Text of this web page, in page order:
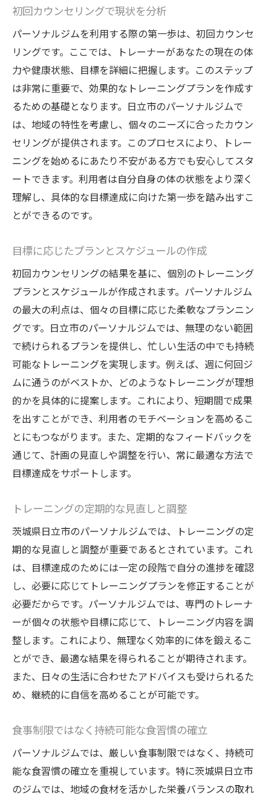
初回カウンセリングで現状を分析
パーソナルジムを利用する際の第一歩は、初回カウンセ
リングです。ここでは、トレーナーがあなたの現在の体
力や健康状態、目標を詳細に把握します。このステップ
は非常に重要で、効果的なトレーニングプランを作成す
るための基礎となります。日立市のパーソナルジムで
は、地域の特性を考慮し、個々のニーズに合ったカウン
セリングが提供されます。このプロセスにより、トレー
ニングを始めるにあたり不安がある方でも安心してスタ
ートできます。利用者は自分自身の体の状態をより深く
理解し、具体的な目標達成に向けた第一歩を踏み出すこ
とができるのです。
目標に応じたプランとスケジュールの作成
初回カウンセリングの結果を基に、個別のトレーニング
プランとスケジュールが作成されます。パーソナルジム
の最大の利点は、個々の目標に応じた柔軟なプランニン
グです。日立市のパーソナルジムでは、無理のない範囲
で続けられるプランを提供し、忙しい生活の中でも持続
可能なトレーニングを実現します。例えば、週に何回ジ
ムに通うのがベストか、どのようなトレーニングが理想
的かを具体的に提案します。これにより、短期間で成果
を出すことができ、利用者のモチベーションを高めるこ
とにもつながります。また、定期的なフィードバックを
通じて、計画の見直しや調整を行い、常に最適な方法で
目標達成をサポートします。
トレーニングの定期的な見直しと調整
茨城県日立市のパーソナルジムでは、トレーニングの定
期的な見直しと調整が重要であるとされています。これ
は、目標達成のためには一定の段階で自分の進捗を確認
し、必要に応じてトレーニングプランを修正することが
必要だからです。パーソナルジムでは、専門のトレーナ
ーが個々の状態や目標に応じて、トレーニング内容を調
整します。これにより、無理なく効率的に体を鍛えるこ
とができ、最適な結果を得られることが期待されます。
また、日々の生活に合わせたアドバイスも受けられるた
め、継続的に自信を高めることが可能です。
食事制限ではなく持続可能な食習慣の確立
パーソナルジムでは、厳しい食事制限ではなく、持続可
能な食習慣の確立を重視しています。特に茨城県日立市
のジムでは、地域の食材を活かした栄養バランスの取れ